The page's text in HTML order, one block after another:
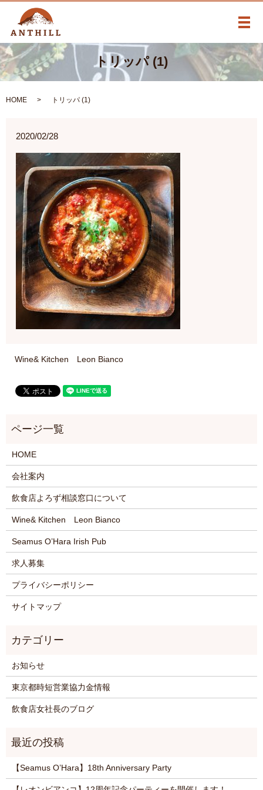
メ
トリッパ (1)
HOME トリッパ (1)
2020/02/28
Wine& Kitchen Leon Bianco
HOME
会社案内
飲食店よろず相談窓口について
Wine& Kitchen Leon Bianco
Seamus O’Hara Irish Pub
求人募集
プライバシーポリシー
サイトマップ
お知らせ
東京都時短営業協力金情報
飲食店女社長のブログ
【Seamus O’Hara】18th Anniversary Party